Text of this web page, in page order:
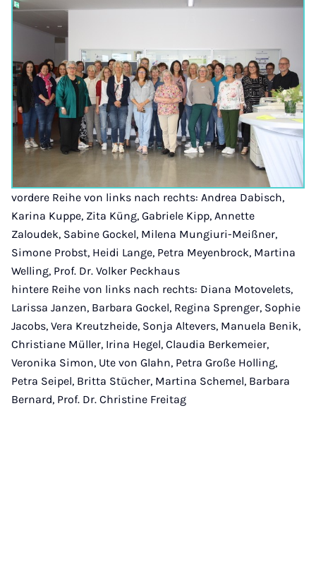
vordere Reihe von links nach rechts: Andrea Dabisch,
Karina Kuppe, Zita Küng, Gabriele Kipp, Annette
Zaloudek, Sabine Gockel, Milena Mungiuri-Meißner,
Simone Probst, Heidi Lange, Petra Meyenbrock, Martina
Welling, Prof. Dr. Volker Peckhaus
hintere Reihe von links nach rechts: Diana Motovelets,
Larissa Janzen, Barbara Gockel, Regina Sprenger, Sophie
Jacobs, Vera Kreutzheide, Sonja Altevers, Manuela Benik,
Christiane Müller, Irina Hegel, Claudia Berkemeier,
Veronika Simon, Ute von Glahn, Petra Große Holling,
Petra Seipel, Britta Stücher, Martina Schemel, Barbara
Bernard, Prof. Dr. Christine Freitag